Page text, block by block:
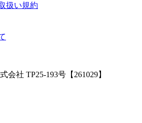
扱い規約
社 TP25-193号【261029】